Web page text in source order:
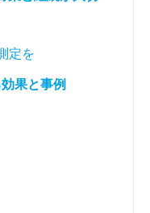
定を
果と事例